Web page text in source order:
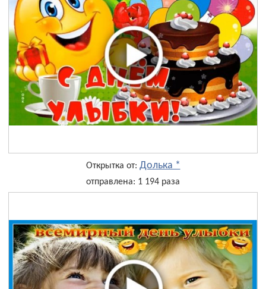
Открытка от: Долька *
отправлена: 1 194 раза